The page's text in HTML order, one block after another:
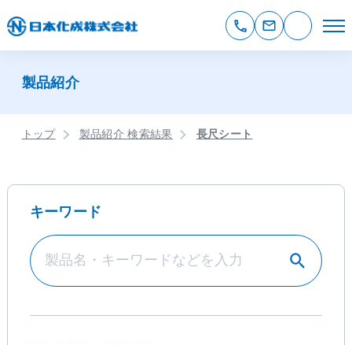
製品紹介
トップ 製品紹介 検索結果 長尺シート
キーワード